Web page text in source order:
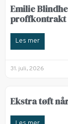
Emilie
proffkontrakt
Les mer
31. juli, 2026
Ekstra tøft